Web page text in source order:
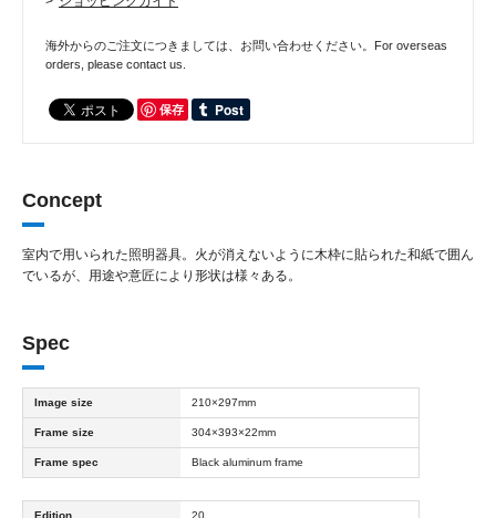
海外からのご注文につきましては、お問い合わせください。For overseas
orders, please contact us.
保存
Concept
室内で用いられた照明器具。火が消えないように木枠に貼られた和紙で囲ん
でいるが、用途や意匠により形状は様々ある。
Spec
Image size 210×297mm
Frame size 304×393×22mm
Frame spec Black aluminum frame
Edition 20